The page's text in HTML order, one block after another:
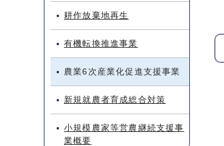
耕作放棄地再生
有機転換推進事業
農業6次産業化促進支援事業
新規就農者育成総合対策
小規模農家等営農継続支援事
業概要